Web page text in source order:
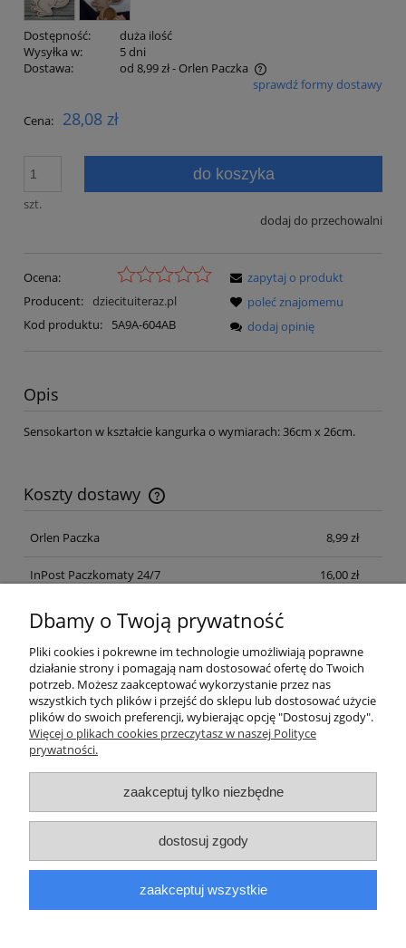
Dostępność:
duża ilość
Wysyłka w:
5 dni
Dostawa:
od 8,99 zł- Orlen Paczka
Cena nie zawiera ewentualnych kosztów płatnościsprawdź formy dostawy
Cena: 28,08 zł
szt.
do koszyka
dodaj do przechowalni
Ocena:
Producent: dziecituiteraz.pl
Kod produktu:
5A9A-604AB
zapytaj o produkt
poleć znajomemu
dodaj opinię
Opis
Sensokarton w kształcie kangurka o wymiarach: 36cm x 26cm.
Koszty dostawy
Cena nie zawiera ewentualnych kosztów płatności
Orlen Paczka
8,99 zł
InPost Paczkomaty 24/7 16,00 zł
InPost Kurier
Kurier FEDEX 20,00 zł
Opinie o produkcie (0)
Pomoc
Moje konto
Płatności i dostawa
Dbamy o Twoją prywatność
Pliki cookies i pokrewne im technologie umożliwiają poprawne
działanie strony i pomagają nam dostosować ofertę do Twoich
potrzeb. Możesz zaakceptować wykorzystanie przez nas
wszystkich tych plików i przejść do sklepu lub dostosować użycie
plików do swoich preferencji, wybierając opcję "Dostosuj zgody".
Więcej o plikach cookies przeczytasz w naszej Polityce
prywatności.
zaakceptuj tylko niezbędne
dostosuj zgody
zaakceptuj wszystkie